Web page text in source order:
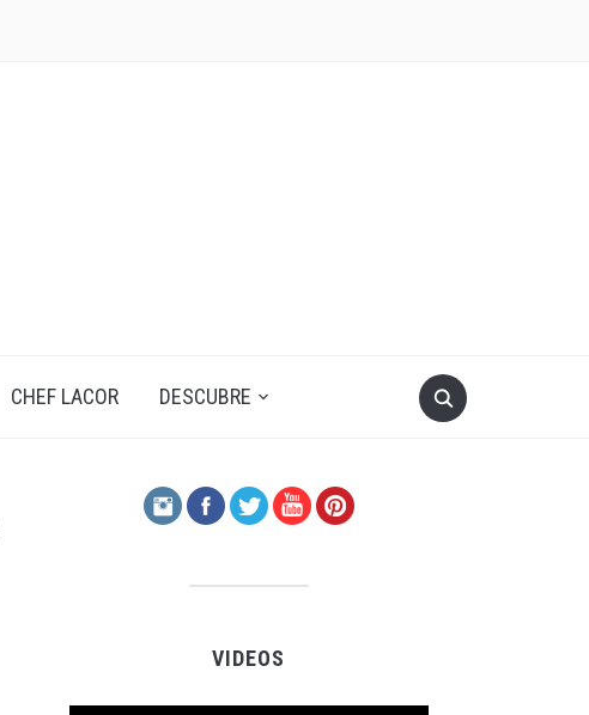
CHEF LACOR DESCUBRE
VIDEOS